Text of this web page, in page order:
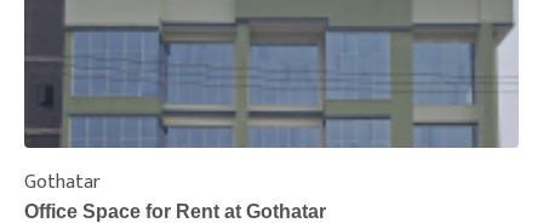
Gothatar
Office Space for Rent at Gothatar